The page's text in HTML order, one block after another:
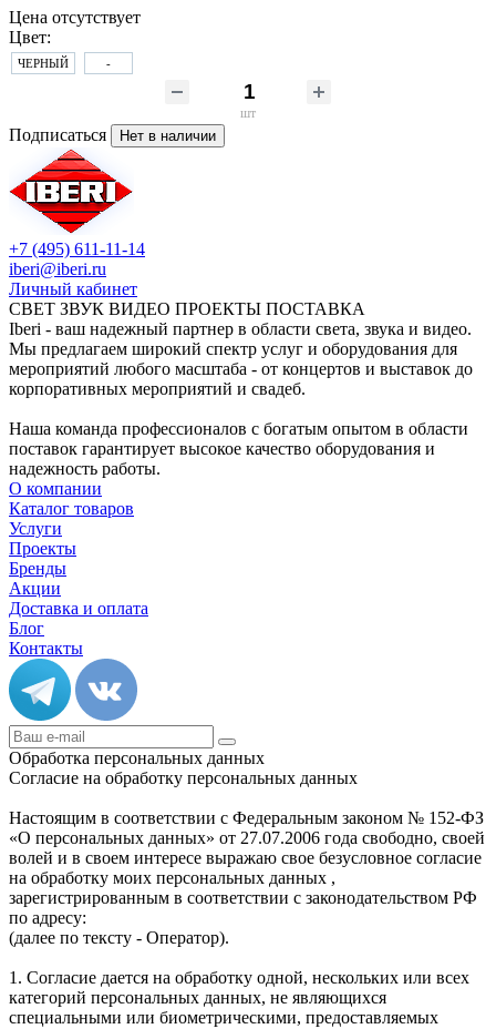
Цена отсутствует
Цвет:
ЧЕРНЫЙ -
шт
Подписаться Нет в наличии
+7 (495) 611-11-14
iberi@iberi.ru
Личный кабинет
СВЕТ ЗВУК ВИДЕО ПРОЕКТЫ ПОСТАВКА
Iberi - ваш надежный партнер в области света, звука и видео.
Мы предлагаем широкий спектр услуг и оборудования для
мероприятий любого масштаба - от концертов и выставок до
корпоративных мероприятий и свадеб.
Наша команда профессионалов с богатым опытом в области
поставок гарантирует высокое качество оборудования и
надежность работы.
О компании
Каталог товаров
Услуги
Проекты
Бренды
Акции
Доставка и оплата
Блог
Контакты
Обработка персональных данных
Согласие на обработку персональных данных
Настоящим в соответствии с Федеральным законом № 152-ФЗ
«О персональных данных» от 27.07.2006 года свободно, своей
волей и в своем интересе выражаю свое безусловное согласие
на обработку моих персональных данных ,
зарегистрированным в соответствии с законодательством РФ
по адресу:
(далее по тексту - Оператор).
1. Согласие дается на обработку одной, нескольких или всех
категорий персональных данных, не являющихся
специальными или биометрическими, предоставляемых